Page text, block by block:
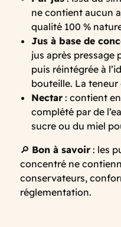
ne contient aucun
qualité 100 %
Jus à base de
jus après pressage
puis réintégrée à
bouteille. La
Nectar : contient
complété par de
sucre ou du miel
🔎 Bon à savoir : les
concentré ne
conservateurs,
réglementation.